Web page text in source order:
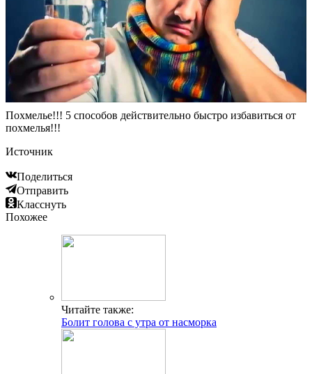
Похмелье!!! 5 способов действительно быстро избавиться от
похмелья!!!
Источник
Поделиться
Отправить
Класснуть
Похожее
Читайте также:
Болит голова с утра от насморка